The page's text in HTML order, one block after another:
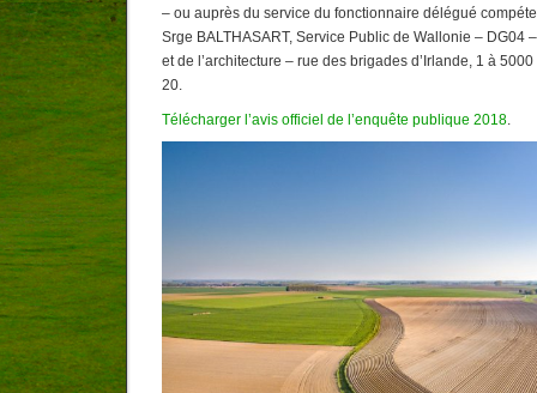
– ou auprès du service du fonctionnaire délégué
Srge BALTHASART, Service Public de Wallonie – DG04
et de l’architecture – rue des brigades d’Irlande, 1 à
20.
Télécharger l’avis officiel de l’enquête publique 2018.